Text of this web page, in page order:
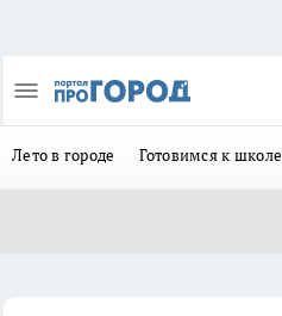
Лето в городе Готовимся к школе